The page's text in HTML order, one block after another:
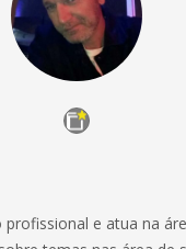
profissional e atua na